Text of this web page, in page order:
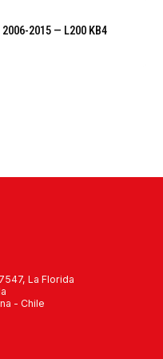
2015 — L200 KB4
La Florida
- Chile